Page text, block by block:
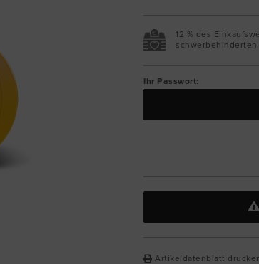
12 % des
Ihr Passwort:
Artikeldatenblatt